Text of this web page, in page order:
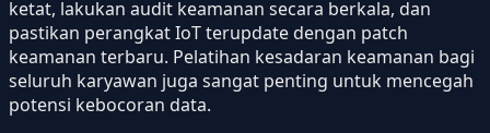
ketat, lakukan audit keamanan secara berkala, dan
pastikan perangkat IoT terupdate dengan patch
keamanan terbaru. Pelatihan kesadaran keamanan bagi
seluruh karyawan juga sangat penting untuk mencegah
potensi kebocoran data.